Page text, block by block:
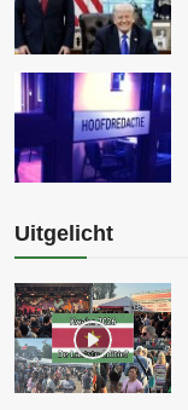
Uitgelicht